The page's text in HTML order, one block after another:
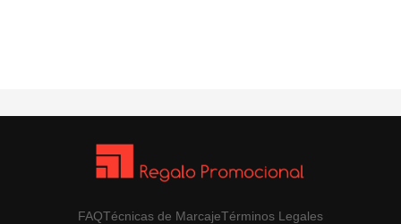
FAQTécnicas de MarcajeTérminos Legales